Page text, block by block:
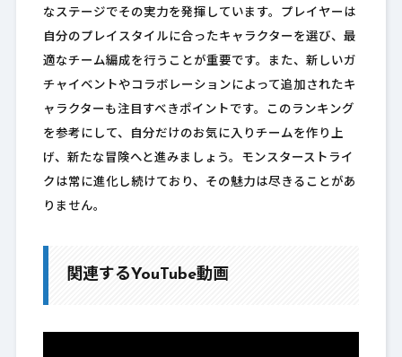
なステージでその実力を発揮しています。プレイヤーは
自分のプレイスタイルに合ったキャラクターを選び、最
適なチーム編成を行うことが重要です。また、新しいガ
チャイベントやコラボレーションによって追加されたキ
ャラクターも注目すべきポイントです。このランキング
を参考にして、自分だけのお気に入りチームを作り上
げ、新たな冒険へと進みましょう。モンスターストライ
クは常に進化し続けており、その魅力は尽きることがあ
りません。
関連するYouTube動画